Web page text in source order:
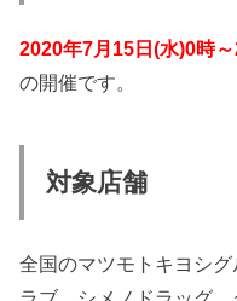
2020年7月15日(水)0時
の開催です。
対象店舗
全国のマツモトキヨシ